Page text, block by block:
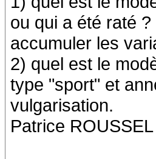
ou qui a été raté
accumuler les
2) quel est le
type "sport" et
vulgarisation.
Patrice ROUSSEL